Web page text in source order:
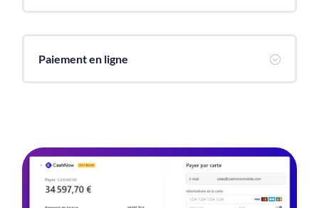
;
Paiement en ligne